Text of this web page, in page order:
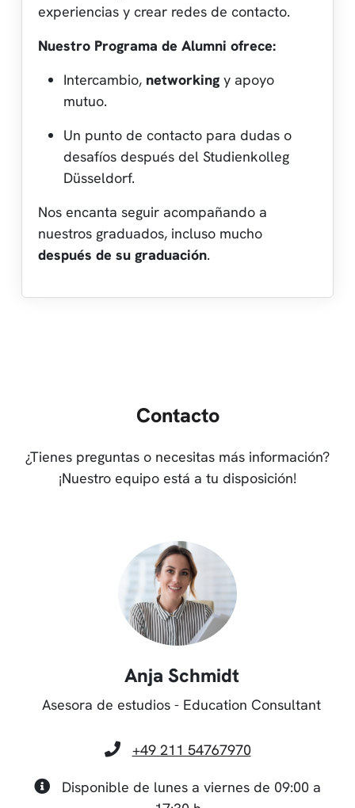
experiencias y crear redes de contacto.
Nuestro Programa de Alumni ofrece:
Intercambio, networkingy apoyo
mutuo.
Un punto de contacto para dudas o
desafíos después del Studienkolleg
Düsseldorf.
Nos encanta seguir acompañando a
nuestros graduados, incluso mucho
después de su graduación.
Contacto
¿Tienes preguntas o necesitas más información?
¡Nuestro equipo está a tu disposición!
Anja Schmidt
Asesora de estudios - Education Consultant
+49 211 54767970
Disponible de lunes a viernes de 09:00 a